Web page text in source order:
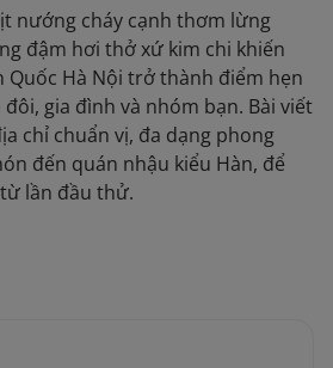
nướng cháy cạnh thơm lừng
đậm hơi thở xứ kim chi khiến
Quốc Hà Nội trở thành điểm hẹn
gia đình và nhóm bạn. Bài viết
chỉ chuẩn vị, đa dạng phong
đến quán nhậu kiểu Hàn, để
từ lần đầu thử.